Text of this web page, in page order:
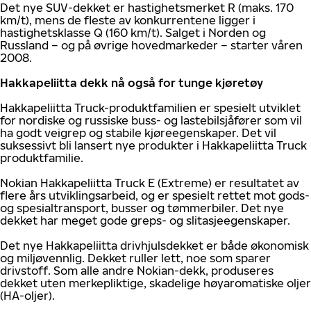
Det nye SUV-dekket er hastighetsmerket R (maks. 170
km/t), mens de fleste av konkurrentene ligger i
hastighetsklasse Q (160 km/t). Salget i Norden og
Russland – og på øvrige hovedmarkeder – starter våren
2008.
Hakkapeliitta dekk nå også for tunge kjøretøy
Hakkapeliitta Truck-produktfamilien er spesielt utviklet
for nordiske og russiske buss- og lastebilsjåfører som vil
ha godt veigrep og stabile kjøreegenskaper. Det vil
suksessivt bli lansert nye produkter i Hakkapeliitta Truck
produktfamilie.
Nokian Hakkapeliitta Truck E (Extreme) er resultatet av
flere års utviklingsarbeid, og er spesielt rettet mot gods-
og spesialtransport, busser og tømmerbiler. Det nye
dekket har meget gode greps- og slitasjeegenskaper.
Det nye Hakkapeliitta drivhjulsdekket er både økonomisk
og miljøvennlig. Dekket ruller lett, noe som sparer
drivstoff. Som alle andre Nokian-dekk, produseres
dekket uten merkepliktige, skadelige høyaromatiske oljer
(HA-oljer).